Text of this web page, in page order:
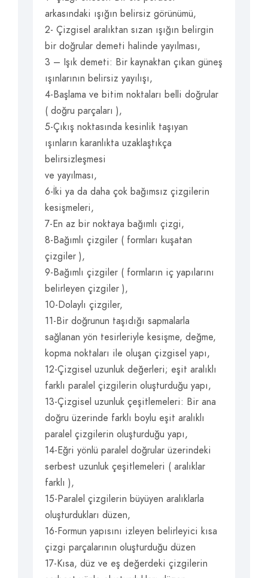
arkasındaki ışığın belirsiz görünümü,
2- Çizgisel aralıktan sızan ışığın belirgin
bir doğrular demeti halinde yayılması,
3 – Işık demeti: Bir kaynaktan çıkan güneş
ışınlarının belirsiz yayılışı,
4-Başlama ve bitim noktaları belli doğrular
( doğru parçaları ),
5-Çıkış noktasında kesinlik taşıyan
ışınların karanlıkta uzaklaştıkça
belirsizleşmesi
ve yayılması,
6-İki ya da daha çok bağımsız çizgilerin
kesişmeleri,
7-En az bir noktaya bağımlı çizgi,
8-Bağımlı çizgiler ( formları kuşatan
çizgiler ),
9-Bağımlı çizgiler ( formların iç yapılarını
belirleyen çizgiler ),
10-Dolaylı çizgiler,
11-Bir doğrunun taşıdığı sapmalarla
sağlanan yön tesirleriyle kesişme, değme,
kopma noktaları ile oluşan çizgisel yapı,
12-Çizgisel uzunluk değerleri; eşit aralıklı
farklı paralel çizgilerin oluşturduğu yapı,
13-Çizgisel uzunluk çeşitlemeleri: Bir ana
doğru üzerinde farklı boylu eşit aralıklı
paralel çizgilerin oluşturduğu yapı,
14-Eğri yönlü paralel doğrular üzerindeki
serbest uzunluk çeşitlemeleri ( aralıklar
farklı ),
15-Paralel çizgilerin büyüyen aralıklarla
oluşturdukları düzen,
16-Formun yapısını izleyen belirleyici kısa
çizgi parçalarının oluşturduğu düzen
17-Kısa, düz ve eş değerdeki çizgilerin